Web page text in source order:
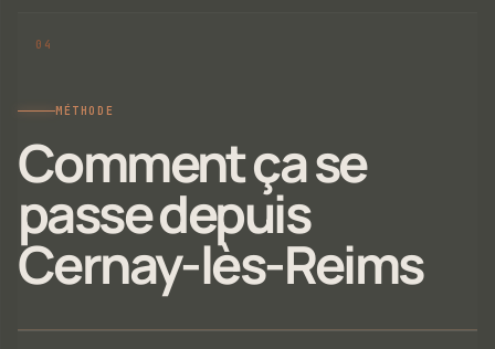
MÉTHODE
Comment ça se
passe depuis
Cernay-lès-Reims